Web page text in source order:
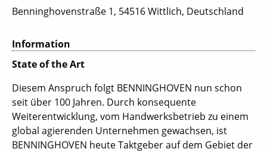
Benninghovenstraße 1, 54516 Wittlich, Deutschland
Information
State of the Art
Diesem Anspruch folgt BENNINGHOVEN nun schon
seit über 100 Jahren. Durch konsequente
Weiterentwicklung, vom Handwerksbetrieb zu einem
global agierenden Unternehmen gewachsen, ist
BENNINGHOVEN heute Taktgeber auf dem Gebiet der